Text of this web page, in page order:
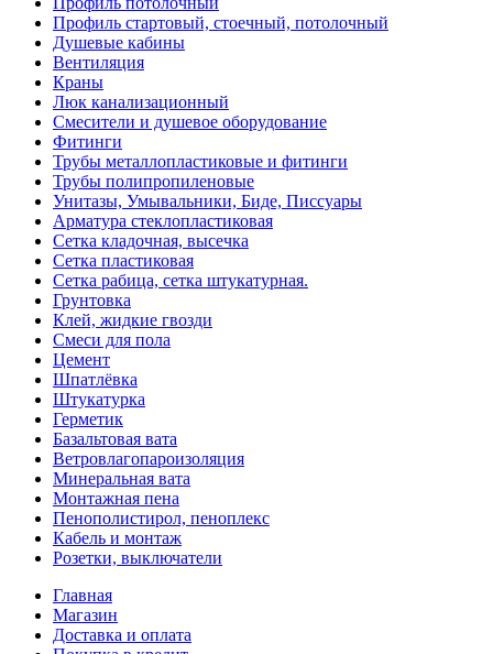
Профиль стартовый, стоечный, потолочный
Душевые кабины
Вентиляция
Краны
Люк канализационный
Смесители и душевое оборудование
Фитинги
Трубы металлопластиковые и фитинги
Трубы полипропиленовые
Унитазы, Умывальники, Биде, Писсуары
Арматура стеклопластиковая
Сетка кладочная, высечка
Сетка пластиковая
Сетка рабица, сетка штукатурная.
Грунтовка
Клей, жидкие гвозди
Смеси для пола
Цемент
Шпатлёвка
Штукатурка
Герметик
Базальтовая вата
Ветровлагопароизоляция
Минеральная вата
Монтажная пена
Пенополистирол, пеноплекс
Кабель и монтаж
Розетки, выключатели
Главная
Магазин
Доставка и оплата